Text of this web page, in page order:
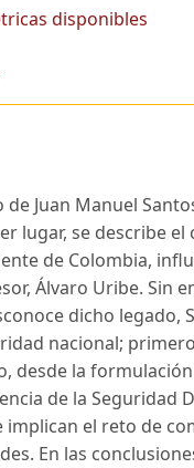
disponibles
Juan Manuel
lugar, se describe
de Colombia,
Álvaro Uribe. Sin
dicho legado,
nacional;
desde la
de la Seguridad
implican el reto de
En las